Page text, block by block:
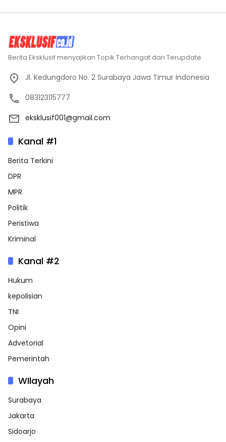
Berita Eksklusif menyajikan Topik Terhangat dan Terupdate
Jl. Kedungdoro No. 2 Surabaya Jawa Timur Indonesia
083123115777
eksklusif001@gmail.com
Kanal #1
Berita Terkini
DPR
MPR
Politik
Peristiwa
Kriminal
Kanal #2
Hukum
kepolisian
TNI
Opini
Advetorial
Pemerintah
WIlayah
Surabaya
Jakarta
Sidoarjo